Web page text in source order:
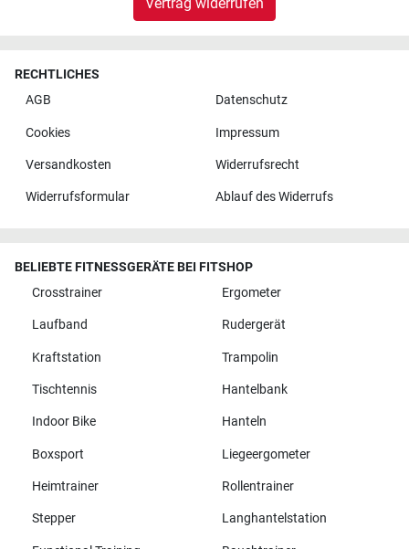
RECHTLICHES
AGB
Datenschutz
Cookies Impressum
Versandkosten Widerrufsrecht
Widerrufsformular Ablauf des Widerrufs
BELIEBTE FITNESSGERÄTE BEI FITSHOP
Crosstrainer
Ergometer
Laufband Rudergerät
Kraftstation Trampolin
Tischtennis Hantelbank
Indoor Bike Hanteln
Boxsport Liegeergometer
Heimtrainer Rollentrainer
Stepper Langhantelstation